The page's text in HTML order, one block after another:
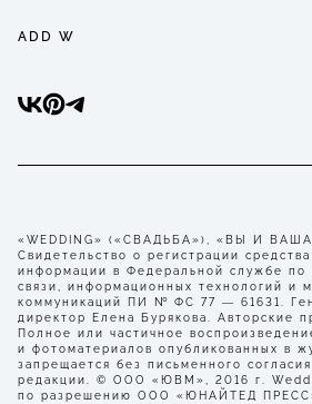
ADD W
«WEDDING» («СВАДЬБА»), «ВЫ И
Свидетельство о регистрации
информации в Федеральной службе по
связи, информационных технологий и
коммуникаций ПИ № ФС 77 — 61631.
директор Елена Бурякова. Авторские
Полное или частичное
и фотоматериалов опубликованных в
запрещается без письменного согласия
редакции. © ООО «ЮВМ», 2016 г.
по разрешению ООО «ЮНАЙТЕД